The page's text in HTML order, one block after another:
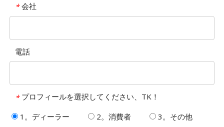
* 会社
電話
* プロフィールを選択してください、TK！
1。ディーラー
2。消費者
3。その他